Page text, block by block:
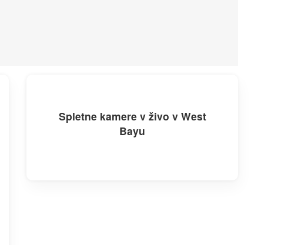
Spletne kamere v živo v West
Bayu